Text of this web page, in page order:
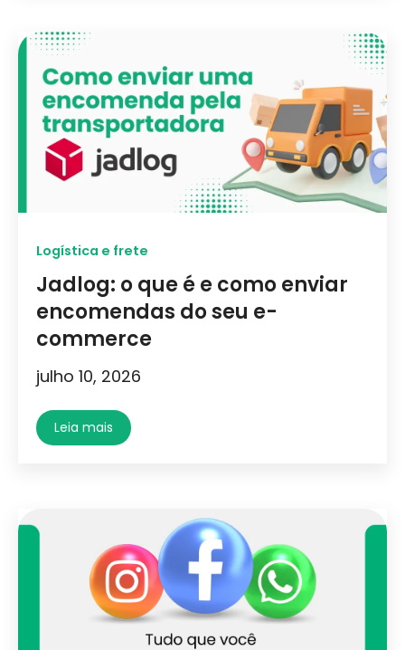
Logística e frete
Jadlog: o que é e como enviar
encomendas do seu e-
commerce
julho 10, 2026
Leia mais